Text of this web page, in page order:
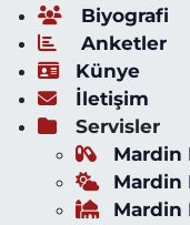
Biyografi
Anketler
Künye
İletişim
Servisler
Mardin
Mardin
Mardin